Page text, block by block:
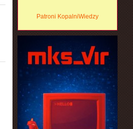
Patroni KopalniWiedzy